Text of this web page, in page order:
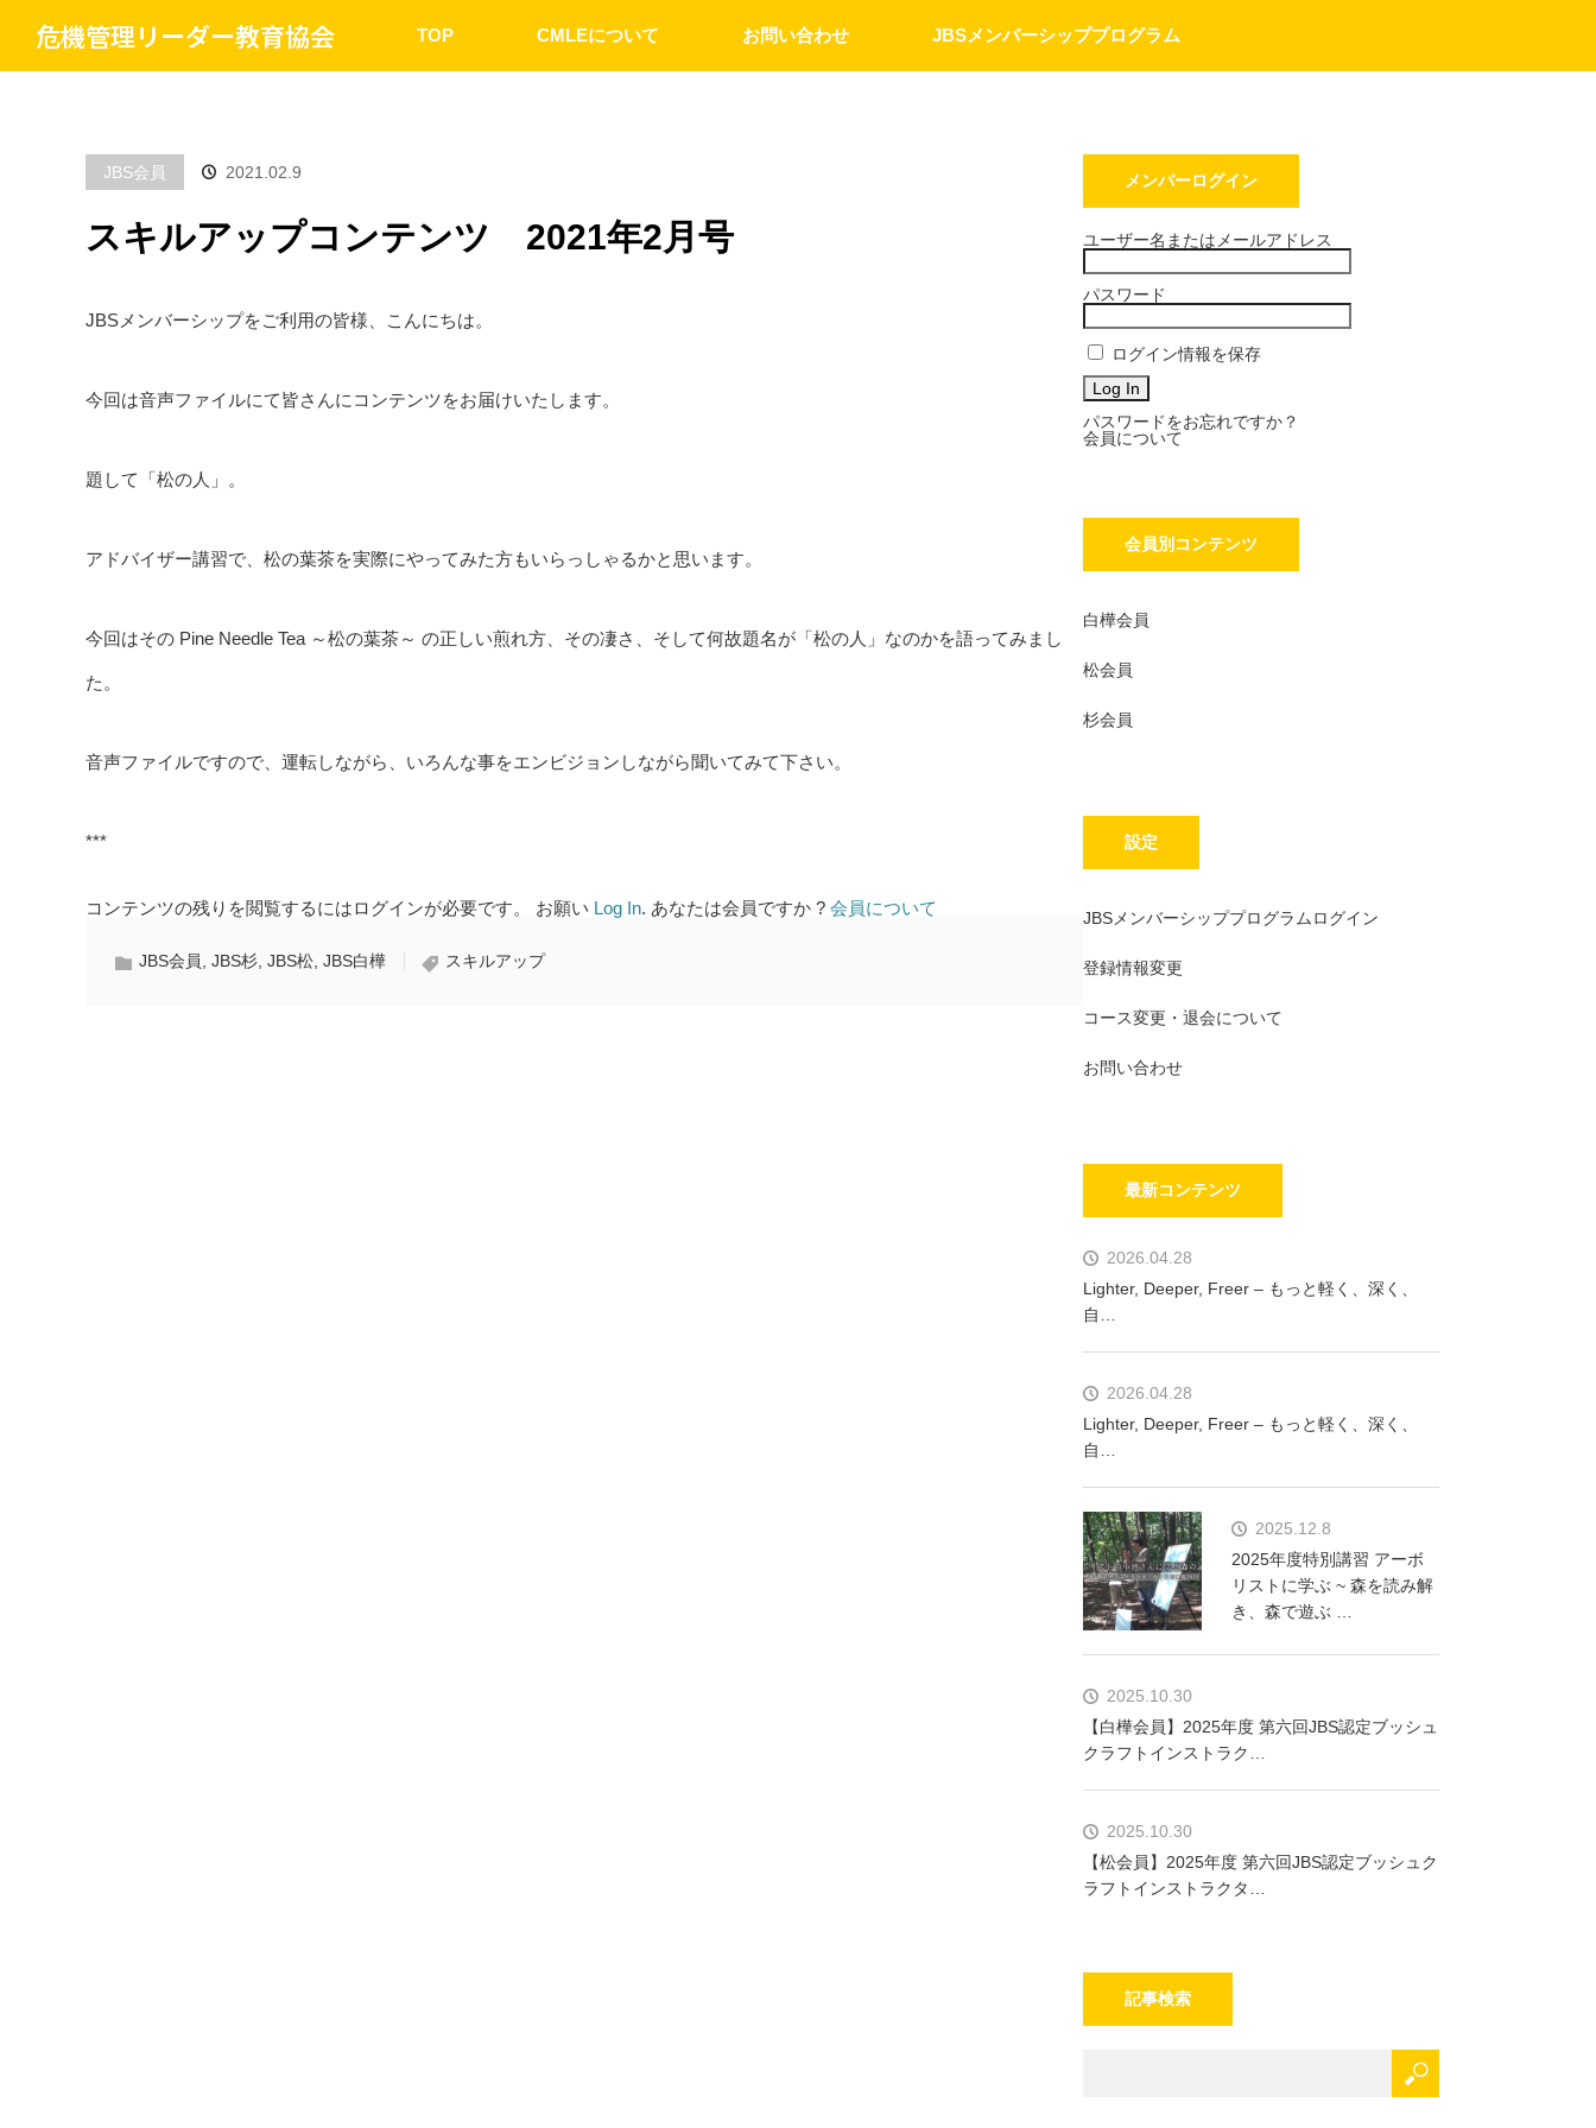
危機管理リーダー教育協会 TOP CMLEについて お問い合わせ JBSメンバーシッププログラム
JBS会員 2021.02.9
スキルアップコンテンツ 2021年2月号
JBSメンバーシップをご利用の皆様、こんにちは。
今回は音声ファイルにて皆さんにコンテンツをお届けいたします。
題して「松の人」。
アドバイザー講習で、松の葉茶を実際にやってみた方もいらっしゃるかと思います。
今回はその Pine Needle Tea ～松の葉茶～ の正しい煎れ方、その凄さ、そして何故題名が「松の人」なのかを語ってみまし
た。
音声ファイルですので、運転しながら、いろんな事をエンビジョンしながら聞いてみて下さい。
***
コンテンツの残りを閲覧するにはログインが必要です。 お願い Log In. あなたは会員ですか ? 会員について
JBS会員 JBS杉 JBS松 JBS白樺 スキルアップ
メンバーログイン
ユーザー名またはメールアドレス
パスワード
ログイン情報を保存
パスワードをお忘れですか？
会員について
会員別コンテンツ
白樺会員
松会員
杉会員
設定
JBSメンバーシッププログラムログイン
登録情報変更
コース変更・退会について
お問い合わせ
最新コンテンツ
2026.04.28
Lighter, Deeper, Freer – もっと軽く、深く、
自…
2026.04.28
Lighter, Deeper, Freer – もっと軽く、深く、
自…
2025.12.8
2025年度特別講習 アーボ
リストに学ぶ ~ 森を読み解
き、森で遊ぶ …
2025.10.30
【白樺会員】2025年度 第六回JBS認定ブッシュ
クラフトインストラク…
2025.10.30
【松会員】2025年度 第六回JBS認定ブッシュク
ラフトインストラクタ…
記事検索